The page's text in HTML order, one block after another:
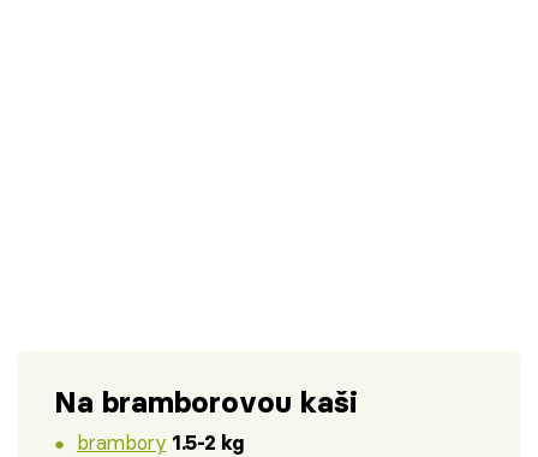
Na bramborovou kaši
brambory 1.5-2 kg